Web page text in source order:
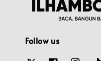
Follow us